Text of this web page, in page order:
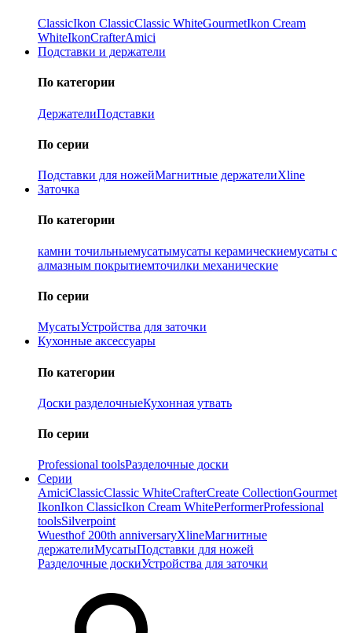
ClassicIkon ClassiсClassic WhiteGourmetIkon Cream
WhiteIkonCrafterAmici
Подставки и держатели
По категории
ДержателиПодставки
По серии
Подставки для ножейМагнитные держателиXline
Заточка
По категории
камни точильныемусатымусаты керамическиемусаты с
алмазным покрытиемточилки механические
По серии
МусатыУстройства для заточки
Кухонные аксессуары
По категории
Доски разделочныеКухонная утвать
По серии
Professional toolsРазделочные доски
Серии
AmiciClassicClassic WhiteCrafterCreate CollectionGourmet
IkonIkon ClassiсIkon Cream WhitePerformerProfessional
toolsSilverpoint
Wuesthof 200th anniversaryXlineМагнитные
держателиМусатыПодставки для ножей
Разделочные доскиУстройства для заточки